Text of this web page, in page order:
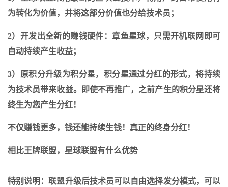
为转化为价值，并将这部分价值也分给技术员；
2）开发出全新的赚钱硬件：章鱼星球，只需开机联网即可
自动持续产生收益；
3）原积分升级为积分星，积分星通过分红的形式，将持续
为技术员带来收益。即使不再推广，之前产生的积分星还将
终生为您产生分红！
不仅赚钱更多，钱还能持续生钱！真正的终身分红！
相比王牌联盟，星球联盟有什么优势
特别说明：联盟升级后技术员可以 自由选择发分模式，可以